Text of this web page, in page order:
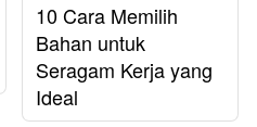
10 Cara Memilih
Bahan untuk
Seragam Kerja yang
Ideal